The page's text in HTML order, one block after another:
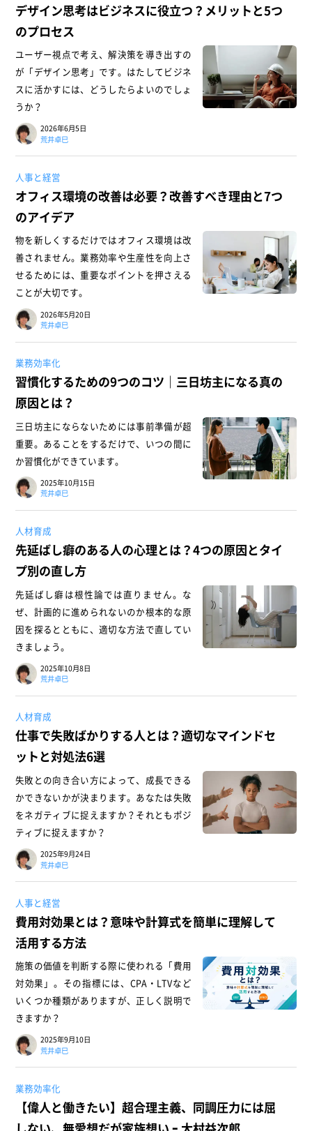
デザイン思考はビジネスに役立つ？メリットと5つ
のプロセス
ユーザー視点で考え、解決策を導き出すの
が「デザイン思考」です。はたしてビジネ
スに活かすには、どうしたらよいのでしょ
うか？
2026年6月5日
荒井卓巳
人事と経営
オフィス環境の改善は必要？改善すべき理由と7つ
のアイデア
物を新しくするだけではオフィス環境は改
善されません。業務効率や生産性を向上さ
せるためには、重要なポイントを押さえる
ことが大切です。
2026年5月20日
荒井卓巳
業務効率化
習慣化するための9つのコツ｜三日坊主になる真の
原因とは？
三日坊主にならないためには事前準備が超
重要。あることをするだけで、いつの間に
か習慣化ができています。
2025年10月15日
荒井卓巳
人材育成
先延ばし癖のある人の心理とは？4つの原因とタイ
プ別の直し方
先延ばし癖は根性論では直りません。な
ぜ、計画的に進められないのか根本的な原
因を探るとともに、適切な方法で直してい
きましょう。
2025年10月8日
荒井卓巳
人材育成
仕事で失敗ばかりする人とは？適切なマインドセ
ットと対処法6選
失敗との向き合い方によって、成長できる
かできないかが決まります。あなたは失敗
をネガティブに捉えますか？それともポジ
ティブに捉えますか？
2025年9月24日
荒井卓巳
人事と経営
費用対効果とは？意味や計算式を簡単に理解して
活用する方法
施策の価値を判断する際に使われる「費用
対効果」。その指標には、CPA・LTVなど
いくつか種類がありますが、正しく説明で
きますか？
2025年9月10日
荒井卓巳
業務効率化
【偉人と働きたい】超合理主義、同調圧力には屈